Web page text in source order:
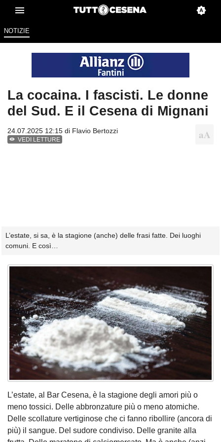
NOTIZIE
La cocaina. I fascisti. Le donne
del Sud. E il Cesena di Mignani
24.07.2025 12:15 di Flavio Bertozzi
VEDI LETTURE
L’estate, si sa, è la stagione (anche) delle frasi fatte. Dei luoghi
comuni. E così…
L’estate, al Bar Cesena, è la stagione degli amori più o
meno tossici. Delle abbronzature più o meno atomiche.
Delle scollature vertiginose che ci fanno ribollire (ancora di
più) il sangue. Del sudore condiviso. Delle granite alla